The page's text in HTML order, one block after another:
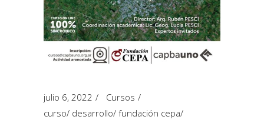
julio 6, 2022
Cursos
curso/ desarrollo/ fundación cepa/